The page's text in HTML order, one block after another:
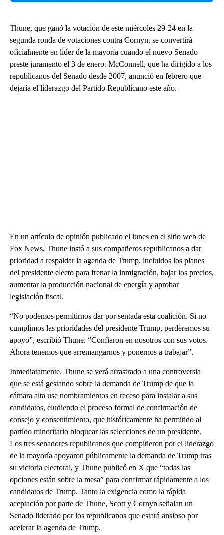
Thune, que ganó la votación de este miércoles 29-24 en la
segunda ronda de votaciones contra Cornyn, se convertirá
oficialmente en líder de la mayoría cuando el nuevo Senado
preste juramento el 3 de enero. McConnell, que ha dirigido a los
republicanos del Senado desde 2007, anunció en febrero que
dejaría el liderazgo del Partido Republicano este año.
En un artículo de opinión publicado el lunes en el sitio web de
Fox News, Thune instó a sus compañeros republicanos a dar
prioridad a respaldar la agenda de Trump, incluidos los planes
del presidente electo para frenar la inmigración, bajar los precios,
aumentar la producción nacional de energía y aprobar
legislación fiscal.
“No podemos permitirnos dar por sentada esta coalición. Si no
cumplimos las prioridades del presidente Trump, perderemos su
apoyo”, escribió Thune. “Confiaron en nosotros con sus votos.
Ahora tenemos que arremangarnos y ponernos a trabajar”.
Inmediatamente, Thune se verá arrastrado a una controversia
que se está gestando sobre la demanda de Trump de que la
cámara alta use nombramientos en receso para instalar a sus
candidatos, eludiendo el proceso formal de confirmación de
consejo y consentimiento, que históricamente ha permitido al
partido minoritario bloquear las selecciones de un presidente.
Los tres senadores republicanos que compitieron por el liderazgo
de la mayoría apoyaron públicamente la demanda de Trump tras
su victoria electoral, y Thune publicó en X que “todas las
opciones están sobre la mesa” para confirmar rápidamente a los
candidatos de Trump. Tanto la exigencia como la rápida
aceptación por parte de Thune, Scott y Cornyn señalan un
Senado liderado por los republicanos que estará ansioso por
acelerar la agenda de Trump.